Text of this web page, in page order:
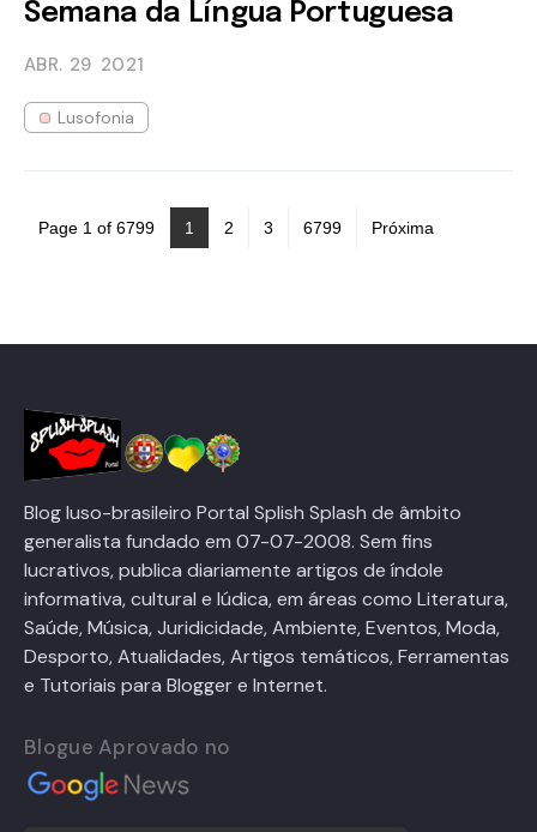
Semana da Língua Portuguesa
ABR. 29 2021
Lusofonia
Page 1 of 6799 1 2 3 6799 Próxima
Blog luso-brasileiro Portal Splish Splash de âmbito
generalista fundado em 07-07-2008. Sem fins
lucrativos, publica diariamente artigos de índole
informativa, cultural e lúdica, em áreas como Literatura,
Saúde, Música, Juridicidade, Ambiente, Eventos, Moda,
Desporto, Atualidades, Artigos temáticos, Ferramentas
e Tutoriais para Blogger e Internet.
Blogue Aprovado no